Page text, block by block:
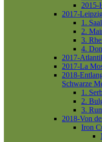
2015-
2017-
1.
2.
3.
4.
2017-
2017-La
2018-
Schwarze
1.
2.
3.
2018-Von
Iron